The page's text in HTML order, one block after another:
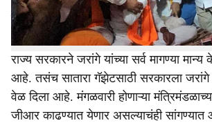
मान्य केल्यानंतर जरांगे यांनी आपलं उपोषण
राज्य सरकारने जरांगे यांच्या सर्व मागण्या
आहे. तसंच सातारा गॅझेटसाठी सरकारला जरांगे
वेळ दिला आहे. मंगळवारी होणाऱ्या
जीआर काढण्यात येणार असल्याचंही